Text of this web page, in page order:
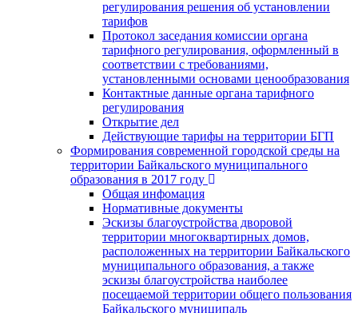
регулирования решения об установлении
тарифов
Протокол заседания комиссии органа
тарифного регулирования, оформленный в
соответствии с требованиями,
установленными основами ценообразования
Контактные данные органа тарифного
регулирования
Открытие дел
Действующие тарифы на территории БГП
Формирования современной городской среды на
территории Байкальского муниципального
образования в 2017 году
Общая инфомация
Нормативные документы
Эскизы благоустройства дворовой
территории многоквартирных домов,
расположенных на территории Байкальского
муниципального образования, а также
эскизы благоустройства наиболее
посещаемой территории общего пользования
Байкальского муниципаль